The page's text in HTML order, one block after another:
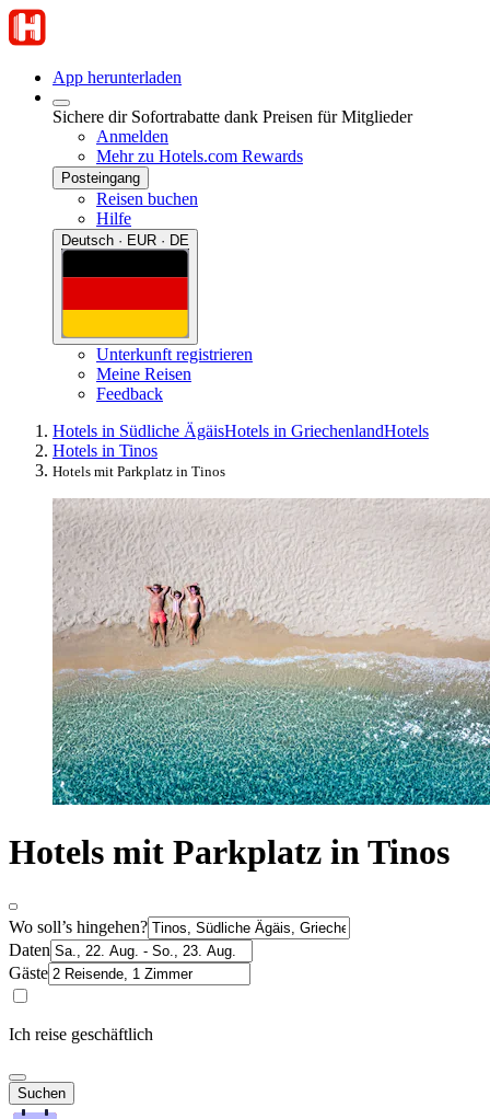
App herunterladen
Sichere dir Sofortrabatte dank Preisen für Mitglieder
Anmelden
Mehr zu Hotels.com Rewards
Posteingang
Reisen buchen
Hilfe
Deutsch · EUR · DE
Unterkunft registrieren
Meine Reisen
Feedback
Hotels in Südliche ÄgäisHotels in GriechenlandHotels
Hotels in Tinos
Hotels mit Parkplatz in Tinos
Hotels mit Parkplatz in Tinos
Wo soll’s hingehen?
Daten
Gäste
Ich reise geschäftlich
Suchen